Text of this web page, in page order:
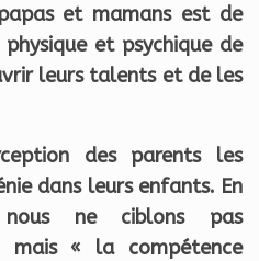
et mamans est de
et psychique de
leurs talents et de les
des parents les
dans leurs enfants. En
ne ciblons pas
mais « la compétence